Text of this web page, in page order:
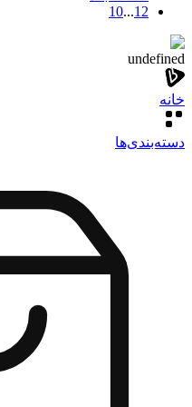
12
...
10
undefined
خانه
دسته‌بندی‌‌ها